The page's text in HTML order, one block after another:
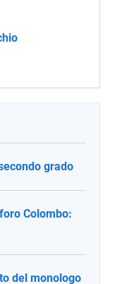
grado
Colombo:
del monologo